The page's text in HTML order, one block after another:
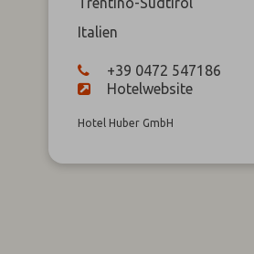
Italien
+39 0472 547186
Hotelwebsite
Hotel Huber GmbH